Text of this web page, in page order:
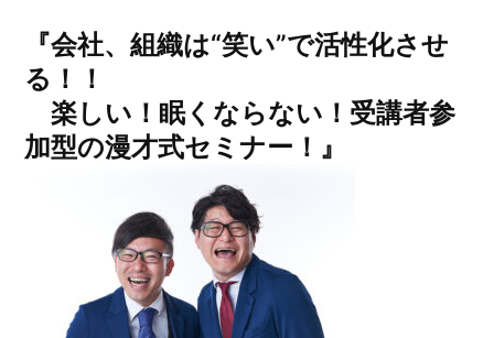
『会社、組織は“笑い”で活性化させ
る！！
楽しい！眠くならない！受講者参
加型の漫才式セミナー！』